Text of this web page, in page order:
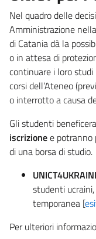
Nel quadro delle
Amministrazione
di Catania dà la
o in attesa di
continuare i loro
corsi dell’Ateneo
o interrotto a causa
Gli studenti
iscrizionee potranno
di una borsa di studio.
studenti
temporanea [
Per ulteriori